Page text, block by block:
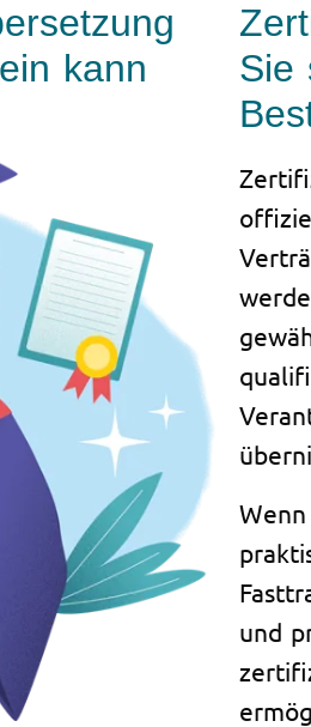
kann
Sie
und